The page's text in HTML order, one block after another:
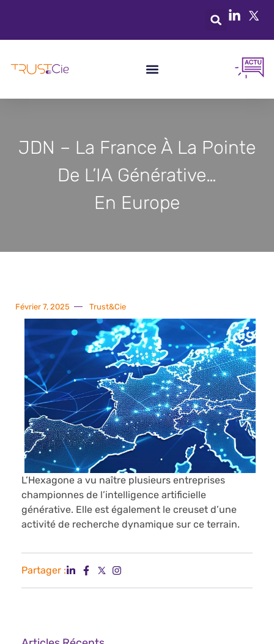
JDN – La France À La Pointe
De L’IA Générative…
En Europe
Février 7, 2025 Trust&Cie
L’Hexagone a vu naître plusieurs entreprises
championnes de l’intelligence artificielle
générative. Elle est également le creuset d’une
activité de recherche dynamique sur ce terrain.
Partager :